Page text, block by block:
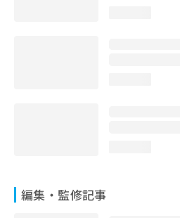
編集・監修記事